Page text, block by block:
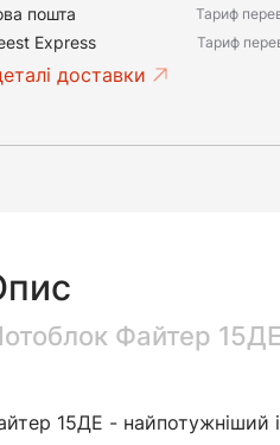
пошта Тариф
Express Тариф
доставки
Файтер 15ДЕ
15ДЕ - найпотужніший